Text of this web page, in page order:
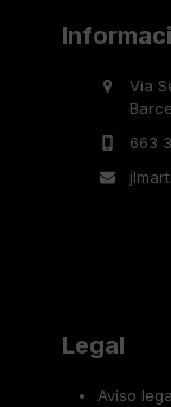
Via
663
Legal
Aviso